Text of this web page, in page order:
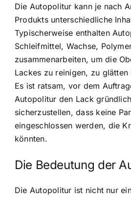
Die Autopolitur kann je nach
Produkts unterschiedliche
Typischerweise enthalten
Schleifmittel, Wachse,
zusammenarbeiten, um die
Lackes zu reinigen, zu glätten
Es ist ratsam, vor dem
Autopolitur den Lack
sicherzustellen, dass keine
eingeschlossen werden, die
könnten.
Die Bedeutung der
Die Autopolitur ist nicht nur